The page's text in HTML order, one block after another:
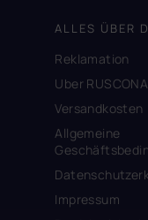
ALLES ÜBER
Reklamation
Uber RUSCONA
Versandkosten
Allgemeine
Impressum